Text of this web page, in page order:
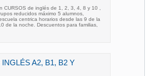
CURSOS de inglés de 1, 2, 3, 4, 8 y 10 ,
reducidos máximo 5 alumnos,
centrica horarios desde las 9 de la
de la noche. Descuentos para familias,
A2, B1, B2 Y